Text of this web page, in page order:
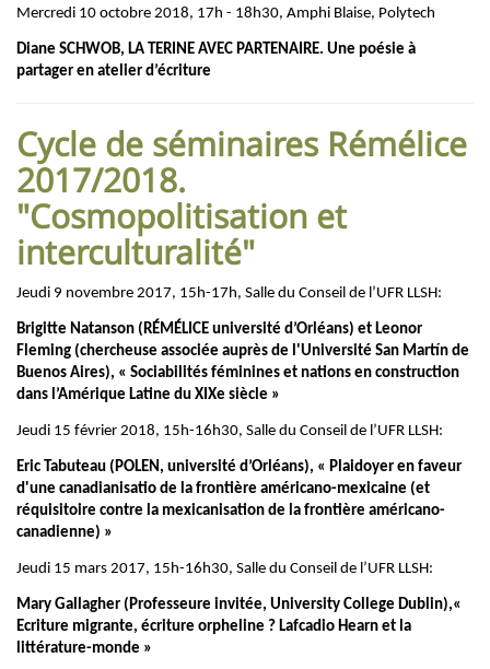
Mercredi 10 octobre 2018, 17h - 18h30, Amphi Blaise, Polytech
Diane SCHWOB, LA TERINE AVEC PARTENAIRE. Une poésie à
partager en atelier d’écriture
Cycle de séminaires Rémélice
2017/2018.
"Cosmopolitisation et
interculturalité"
Jeudi 9 novembre 2017, 15h-17h, Salle du Conseil de l’UFR LLSH:
Brigitte Natanson (RÉMÉLICE université d’Orléans) et Leonor
Fleming (chercheuse associée auprès de l'Université San Martín de
Buenos Aires), « Sociabilités féminines et nations en construction
dans l’Amérique Latine du XIXe siècle »
Jeudi 15 février 2018, 15h-16h30, Salle du Conseil de l’UFR LLSH:
Eric Tabuteau (POLEN, université d’Orléans), « Plaidoyer en faveur
d'une canadianisatio de la frontière américano-mexicaine (et
réquisitoire contre la mexicanisation de la frontière américano-
canadienne) »
Jeudi 15 mars 2017, 15h-16h30, Salle du Conseil de l’UFR LLSH:
Mary Gallagher (Professeure invitée, University College Dublin),«
Ecriture migrante, écriture orpheline ? Lafcadio Hearn et la
littérature-monde »